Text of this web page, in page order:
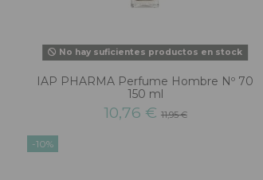
No hay suficientes productos en stock
IAP PHARMA Perfume Hombre Nº 70
150 ml
10,76 € 11,95 €
-10%